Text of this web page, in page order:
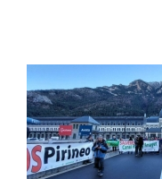
RECURSOS